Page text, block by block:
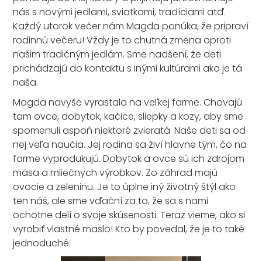
nás s novými jedlami, sviatkami, tradíciami atď.
Každý utorok večer nám Magda ponúka, že pripraví
rodinnú večeru! Vždy je to chutná zmena oproti
našim tradičným jedlám. Sme nadšení, že deti
prichádzajú do kontaktu s inými kultúrami ako je tá
naša.
Magda navyše vyrastala na veľkej farme. Chovajú
tam ovce, dobytok, kačice, sliepky a kozy, aby sme
spomenuli aspoň niektoré zvieratá. Naše deti sa od
nej veľa naučia. Jej rodina sa živí hlavne tým, čo na
farme vyprodukujú. Dobytok a ovce sú ich zdrojom
mäsa a mliečnych výrobkov. Zo záhrad majú
ovocie a zeleninu. Je to úplne iný životný štýl ako
ten náš, ale sme vďační za to, že sa s nami
ochotne delí o svoje skúsenosti. Teraz vieme, ako si
vyrobiť vlastné maslo! Kto by povedal, že je to také
jednoduché.